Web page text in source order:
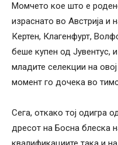
Момчето кое што е
израснато во Австрија и
Кертен, Клагенфурт,
беше купен од Јувентус,
младите селекции на
момент го дочека во
Сега, откако тој одигра
дресот на Босна блеска